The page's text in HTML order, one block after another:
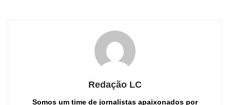
Redação LC
Somos um time de jornalistas apaixonados por